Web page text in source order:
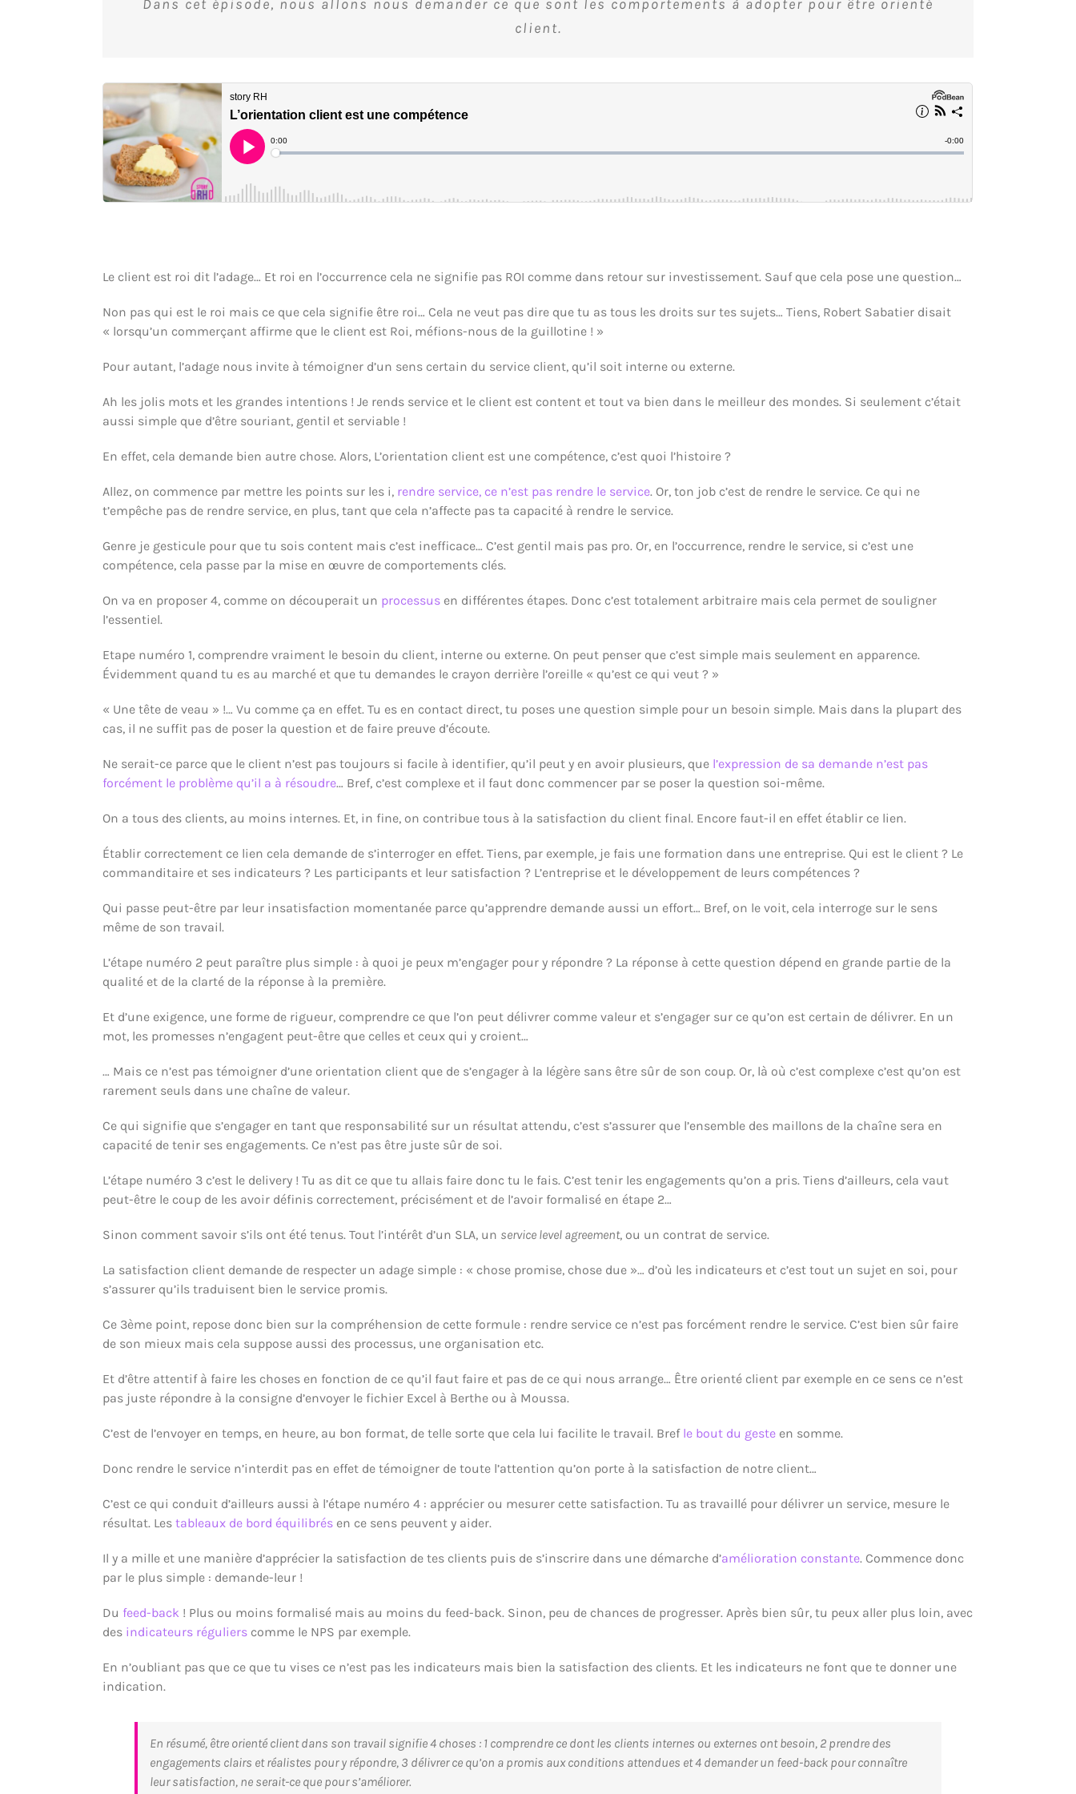
Dans cet épisode, nous allons nous demander ce que sont les comportements à adopter pour être orienté
client.
Le client est roi dit l’adage… Et roi en l’occurrence cela ne signifie pas ROI comme dans retour sur investissement. Sauf que cela pose une question…
Non pas qui est le roi mais ce que cela signifie être roi… Cela ne veut pas dire que tu as tous les droits sur tes sujets… Tiens, Robert Sabatier disait
« lorsqu’un commerçant affirme que le client est Roi, méfions-nous de la guillotine ! »
Pour autant, l’adage nous invite à témoigner d’un sens certain du service client, qu’il soit interne ou externe.
Ah les jolis mots et les grandes intentions ! Je rends service et le client est content et tout va bien dans le meilleur des mondes. Si seulement c’était
aussi simple que d’être souriant, gentil et serviable !
En effet, cela demande bien autre chose. Alors, L’orientation client est une compétence, c’est quoi l’histoire ?
Allez, on commence par mettre les points sur les i, rendre service, ce n’est pas rendre le service. Or, ton job c’est de rendre le service. Ce qui ne
t’empêche pas de rendre service, en plus, tant que cela n’affecte pas ta capacité à rendre le service.
Genre je gesticule pour que tu sois content mais c’est inefficace… C’est gentil mais pas pro. Or, en l’occurrence, rendre le service, si c’est une
compétence, cela passe par la mise en œuvre de comportements clés.
On va en proposer 4, comme on découperait un processus en différentes étapes. Donc c’est totalement arbitraire mais cela permet de souligner
l’essentiel.
Etape numéro 1, comprendre vraiment le besoin du client, interne ou externe. On peut penser que c’est simple mais seulement en apparence.
Évidemment quand tu es au marché et que tu demandes le crayon derrière l’oreille « qu’est ce qui veut ? »
« Une tête de veau » !… Vu comme ça en effet. Tu es en contact direct, tu poses une question simple pour un besoin simple. Mais dans la plupart des
cas, il ne suffit pas de poser la question et de faire preuve d’écoute.
Ne serait-ce parce que le client n’est pas toujours si facile à identifier, qu’il peut y en avoir plusieurs, que l’expression de sa demande n’est pas
forcément le problème qu’il a à résoudre… Bref, c’est complexe et il faut donc commencer par se poser la question soi-même.
On a tous des clients, au moins internes. Et, in fine, on contribue tous à la satisfaction du client final. Encore faut-il en effet établir ce lien.
Établir correctement ce lien cela demande de s’interroger en effet. Tiens, par exemple, je fais une formation dans une entreprise. Qui est le client ? Le
commanditaire et ses indicateurs ? Les participants et leur satisfaction ? L’entreprise et le développement de leurs compétences ?
Qui passe peut-être par leur insatisfaction momentanée parce qu’apprendre demande aussi un effort… Bref, on le voit, cela interroge sur le sens
même de son travail.
L’étape numéro 2 peut paraître plus simple : à quoi je peux m’engager pour y répondre ? La réponse à cette question dépend en grande partie de la
qualité et de la clarté de la réponse à la première.
Et d’une exigence, une forme de rigueur, comprendre ce que l’on peut délivrer comme valeur et s’engager sur ce qu’on est certain de délivrer. En un
mot, les promesses n’engagent peut-être que celles et ceux qui y croient…
… Mais ce n’est pas témoigner d’une orientation client que de s’engager à la légère sans être sûr de son coup. Or, là où c’est complexe c’est qu’on est
rarement seuls dans une chaîne de valeur.
Ce qui signifie que s’engager en tant que responsabilité sur un résultat attendu, c’est s’assurer que l’ensemble des maillons de la chaîne sera en
capacité de tenir ses engagements. Ce n’est pas être juste sûr de soi.
L’étape numéro 3 c’est le delivery ! Tu as dit ce que tu allais faire donc tu le fais. C’est tenir les engagements qu’on a pris. Tiens d’ailleurs, cela vaut
peut-être le coup de les avoir définis correctement, précisément et de l’avoir formalisé en étape 2…
Sinon comment savoir s’ils ont été tenus. Tout l’intérêt d’un SLA, un service level agreement, ou un contrat de service.
La satisfaction client demande de respecter un adage simple : « chose promise, chose due »… d’où les indicateurs et c’est tout un sujet en soi, pour
s’assurer qu’ils traduisent bien le service promis.
Ce 3ème point, repose donc bien sur la compréhension de cette formule : rendre service ce n’est pas forcément rendre le service. C’est bien sûr faire
de son mieux mais cela suppose aussi des processus, une organisation etc.
Et d’être attentif à faire les choses en fonction de ce qu’il faut faire et pas de ce qui nous arrange… Être orienté client par exemple en ce sens ce n’est
pas juste répondre à la consigne d’envoyer le fichier Excel à Berthe ou à Moussa.
C’est de l’envoyer en temps, en heure, au bon format, de telle sorte que cela lui facilite le travail. Bref le bout du geste en somme.
Donc rendre le service n’interdit pas en effet de témoigner de toute l’attention qu’on porte à la satisfaction de notre client…
C’est ce qui conduit d’ailleurs aussi à l’étape numéro 4 : apprécier ou mesurer cette satisfaction. Tu as travaillé pour délivrer un service, mesure le
résultat. Lestableaux de bord équilibrés en ce sens peuvent y aider.
Il y a mille et une manière d’apprécier la satisfaction de tes clients puis de s’inscrire dans une démarche d’amélioration constante. Commence donc
par le plus simple : demande-leur !
Du feed-back ! Plus ou moins formalisé mais au moins du feed-back. Sinon, peu de chances de progresser. Après bien sûr, tu peux aller plus loin, avec
des indicateurs réguliers comme le NPS par exemple.
En n’oubliant pas que ce que tu vises ce n’est pas les indicateurs mais bien la satisfaction des clients. Et les indicateurs ne font que te donner une
indication.
En résumé, être orienté client dans son travail signifie 4 choses : 1 comprendre ce dont les clients internes ou externes ont besoin, 2 prendre des
engagements clairs et réalistes pour y répondre, 3 délivrer ce qu’on a promis aux conditions attendues et 4 demander un feed-back pour connaître
leur satisfaction, ne serait-ce que pour s’améliorer.